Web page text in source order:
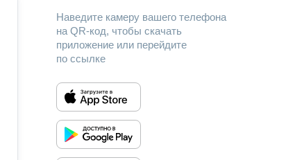
Наведите камеру вашего телефона
на QR-код, чтобы скачать
приложение или перейдите
по ссылке